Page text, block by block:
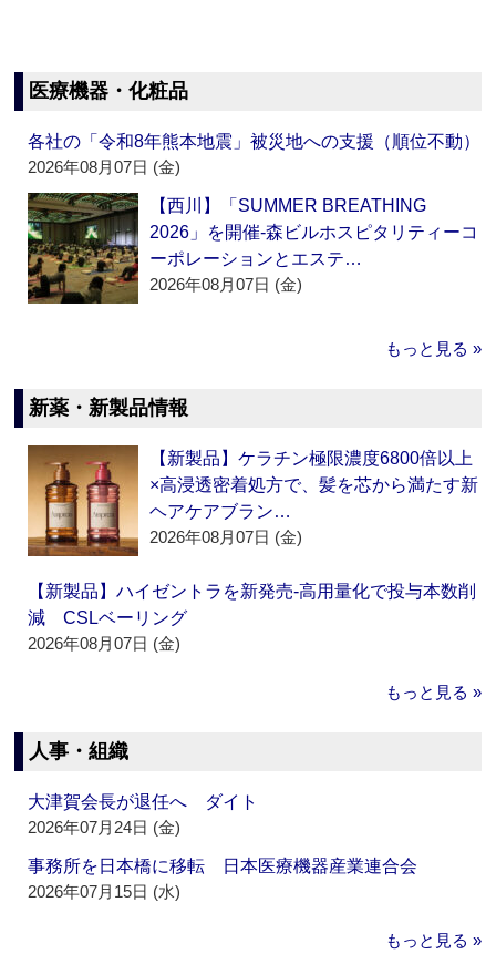
医療機器・化粧品
各社の「令和8年熊本地震」被災地への支援（順位不動）
2026年08月07日 (金)
【西川】「SUMMER BREATHING
2026」を開催‐森ビルホスピタリティーコ
ーポレーションとエステ…
2026年08月07日 (金)
もっと見る »
新薬・新製品情報
【新製品】ケラチン極限濃度6800倍以上
×高浸透密着処方で、髪を芯から満たす新
ヘアケアブラン…
2026年08月07日 (金)
【新製品】ハイゼントラを新発売‐高用量化で投与本数削
減 CSLベーリング
2026年08月07日 (金)
もっと見る »
人事・組織
大津賀会長が退任へ ダイト
2026年07月24日 (金)
事務所を日本橋に移転 日本医療機器産業連合会
2026年07月15日 (水)
もっと見る »